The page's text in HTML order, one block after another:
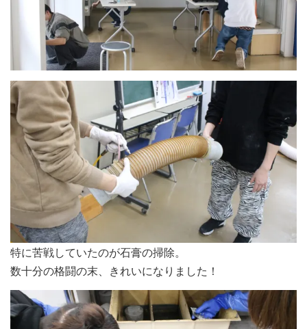
特に苦戦していたのが石膏の掃除。
数十分の格闘の末、きれいになりました！